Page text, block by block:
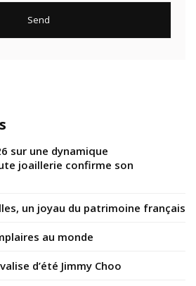
sur une dynamique
joaillerie confirme son
un joyau du patrimoine français
au monde
d’été Jimmy Choo